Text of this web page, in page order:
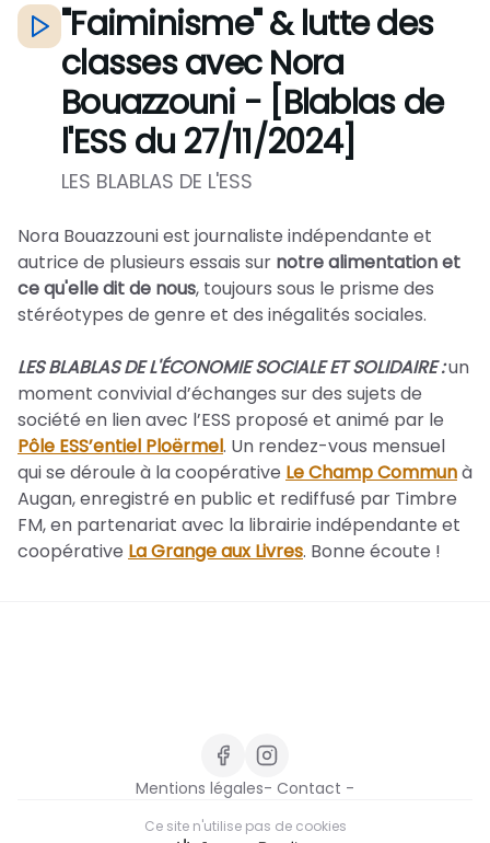
"Faiminisme" & lutte des
classes avec Nora
Bouazzouni - [Blablas de
l'ESS du 27/11/2024]
LES BLABLAS DE L'ESS
Nora Bouazzouni est journaliste indépendante et
autrice de plusieurs essais sur notre alimentation et
ce qu'elle dit de nous, toujours sous le prisme des
stéréotypes de genre et des inégalités sociales.
LES BLABLAS DE L'ÉCONOMIE SOCIALE ET SOLIDAIRE :un
moment convivial d’échanges sur des sujets de
société en lien avec l’ESS proposé et animé par le
Pôle ESS’entiel Ploërmel. Un rendez-vous mensuel
qui se déroule à la coopérative Le Champ Communà
Augan, enregistré en public et rediffusé par Timbre
FM, en partenariat avec la librairie indépendante et
coopérative La Grange aux Livres. Bonne écoute !
Mentions légales- Contact -
Ce site n'utilise pas de cookies